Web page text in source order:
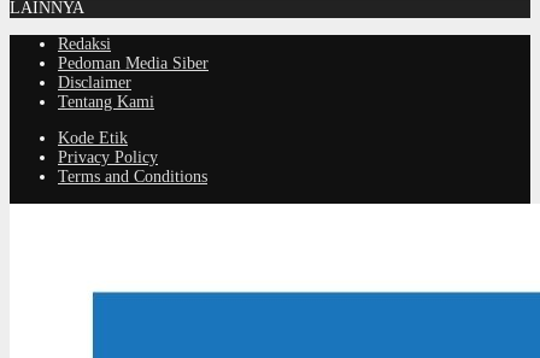
LAINNYA
Redaksi
Pedoman Media Siber
Disclaimer
Tentang Kami
Kode Etik
Privacy Policy
Terms and Conditions